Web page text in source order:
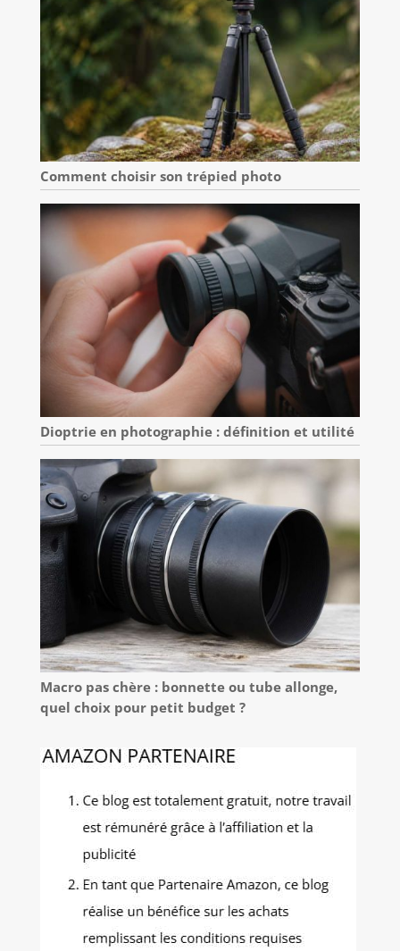
Comment choisir son trépied photo
Dioptrie en photographie : définition et utilité
Macro pas chère : bonnette ou tube allonge,
quel choix pour petit budget ?